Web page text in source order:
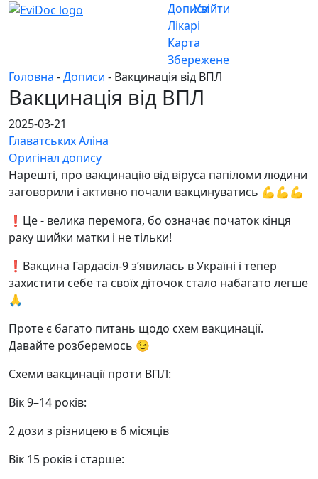
Дописи
Лікарі
Карта
Збережене
Увійти
Головна -Дописи - Вакцинація від ВПЛ
Вакцинація від ВПЛ
2025-03-21
Главатських Аліна
Оригінал допису
Нарешті, про вакцинацію від віруса папіломи людини
заговорили і активно почали вакцинуватись 💪💪💪
❗️Це - велика перемога, бо означає початок кінця
раку шийки матки і не тільки!
❗️Вакцина Гардасіл-9 зʼявилась в Україні і тепер
захистити себе та своїх діточок стало набагато легше
🙏
Проте є багато питань щодо схем вакцинації.
Давайте розберемось 😉
Схеми вакцинації проти ВПЛ:
Вік 9–14 років:
2 дози з різницею в 6 місяців
Вік 15 років і старше: